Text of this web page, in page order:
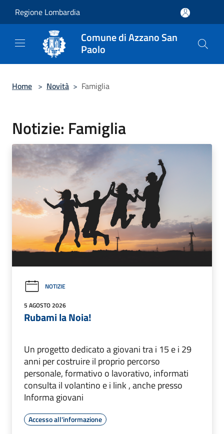
Regione Lombardia
Comune di Azzano San
Paolo
Home > Novità > Famiglia
Notizie: Famiglia
NOTIZIE
5 AGOSTO 2026
Rubami la Noia!
Un progetto dedicato a giovani tra i 15 e i 29
anni per costruire il proprio percorso
personale, formativo o lavorativo, informati
consulta il volantino e i link , anche presso
Informa giovani
Accesso all'informazione